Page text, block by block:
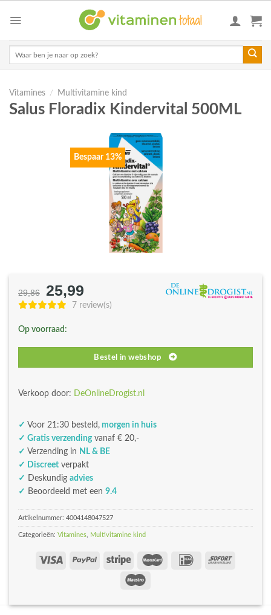
Vitamines / Multivitamine kind
Salus Floradix Kindervital 500ML
Bespaar 13%
29,86
Oorspronkelijke
prijs
€29,86.
25,99
prijs
7 review(s)
Op voorraad:
Bestel in webshop
Verkoop door: DeOnlineDrogist.nl
✓ Voor 21:30 besteld, morgen in huis
✓ Gratis verzendingvanaf € 20,-
✓ Verzending in NL & BE
✓ Discreet verpakt
✓
Deskundig advies
✓ Beoordeeld met een 9.4
Artikelnummer: 4004148047527
Categorieën: Vitamines Multivitamine kind